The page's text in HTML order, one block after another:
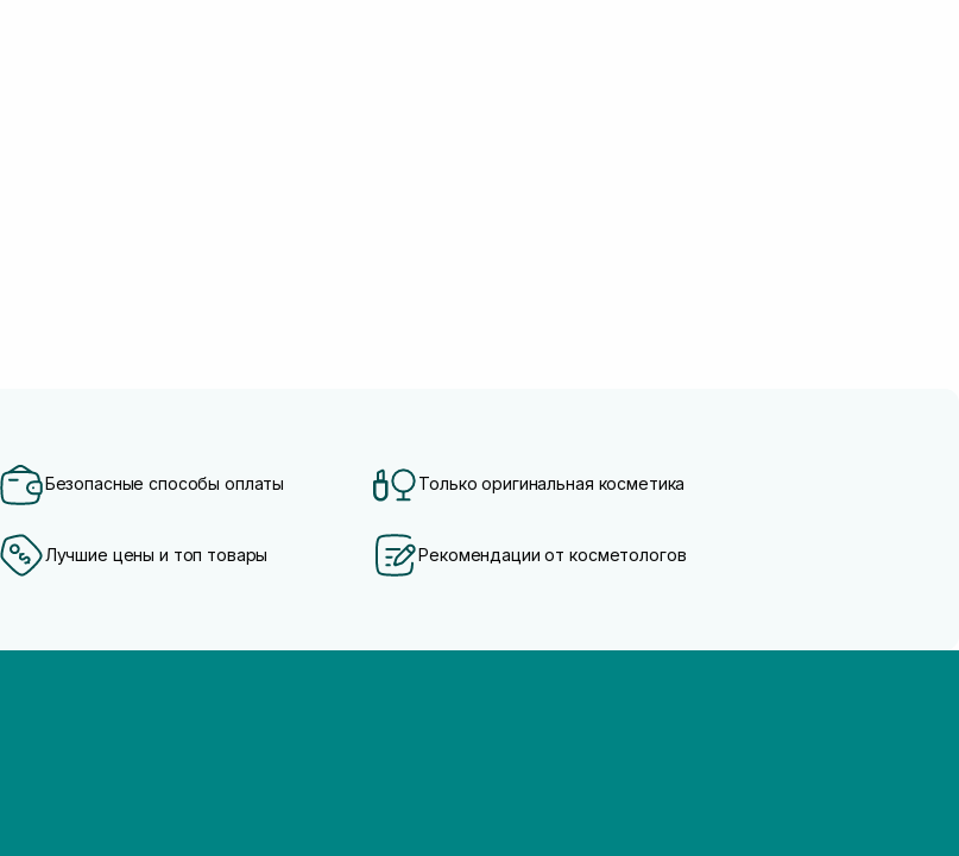
Безопасные способы оплаты Только оригинальная косметика
Лучшие цены и топ товары Рекомендации от косметологов